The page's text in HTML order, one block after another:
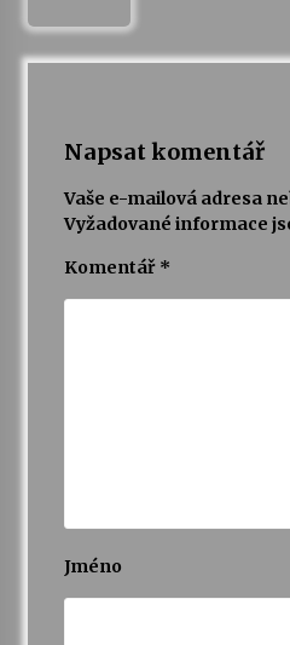
Napsat komentář
Vaše e-mailová adresa
Vyžadované informace
Komentář *
Jméno